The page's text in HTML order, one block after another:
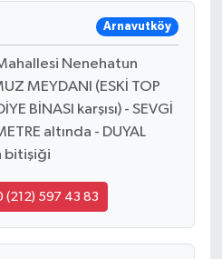
Arnavutköy
Nenehatun
MEYDANI (ESKİ TOP
BİNASI karşısı) - SEVGİ
altında - DUYAL
bitişiği
(212) 597 43 83